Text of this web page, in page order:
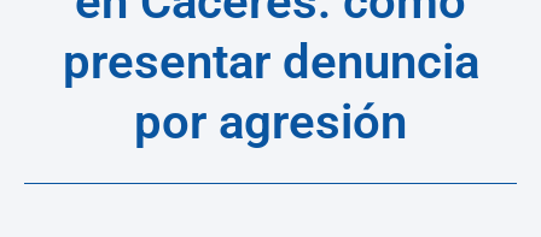
presentar denuncia
por agresión